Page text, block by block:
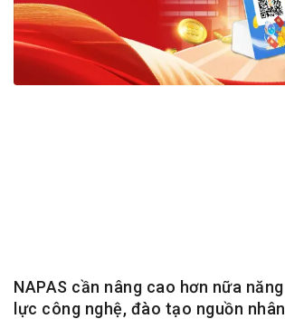
Bộ Chuẩn mực Đạo đức nghề nghiệp
Đối tác
NAPAS cần nâng cao hơn nữa năng
lực công nghệ, đào tạo nguồn nhân